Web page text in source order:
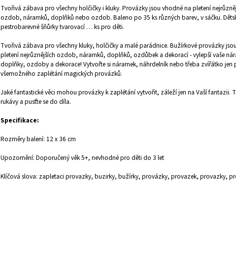
Tvořivá zábava pro všechny holčičky i kluky. Provázky jsou vhodné na pletení
ozdob, náramků, doplňků nebo ozdob. Baleno po 35 ks různých barev, v sáčku.
pestrobarevné šňůrky tvarovací … ks pro děti.
Tvořivá zábava pro všechny kluky, holčičky a malé parádnice. Bužírkové provázky
pletení nejrůznějších ozdob, náramků, doplňků, ozdůbek a dekorací - vylepší vaše
doplňky, ozdoby a dekorace! Vytvořte si náramek, náhrdelník nebo třeba zvířátko jen
všemožného zaplétání magických provázků.
Jaké fantastické věci mohou provázky k zaplétání vytvořit, záleží jen na Vaší fantazii.
rukávy a pusťte se do díla.
Specifikace:
Rozměry balení: 12 x 36 cm
Upozornění: Doporučený věk 5+, nevhodné pro děti do 3 let
Klíčová slova: zapletaci provazky, buzirky, bužírky, provázky, provazek, provazky,